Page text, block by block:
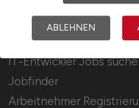
Für Arbeitnehmer
IT-Entwickler Jobs
Jobfinder
Arbeitnehmer
ABLEHNEN